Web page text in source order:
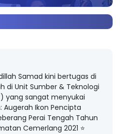
Samad kini bertugas di
di Unit Sumber & Teknologi
yang sangat menyukai
Augerah Ikon Pencipta
Perai Tengah Tahun
Cemerlang 2021 ⭐️